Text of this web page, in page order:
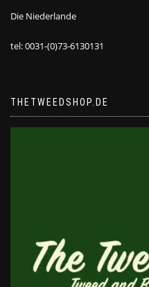
Die Niederlande
tel: 0031-(0)73-6130131
THETWEEDSHOP.DE